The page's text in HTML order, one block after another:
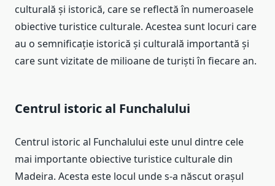
culturală și istorică, care se reflectă în numeroasele
obiective turistice culturale. Acestea sunt locuri care
au o semnificație istorică și culturală importantă și
care sunt vizitate de milioane de turiști în fiecare an.
Centrul istoric al Funchalului
Centrul istoric al Funchalului este unul dintre cele
mai importante obiective turistice culturale din
Madeira. Acesta este locul unde s-a născut orașul